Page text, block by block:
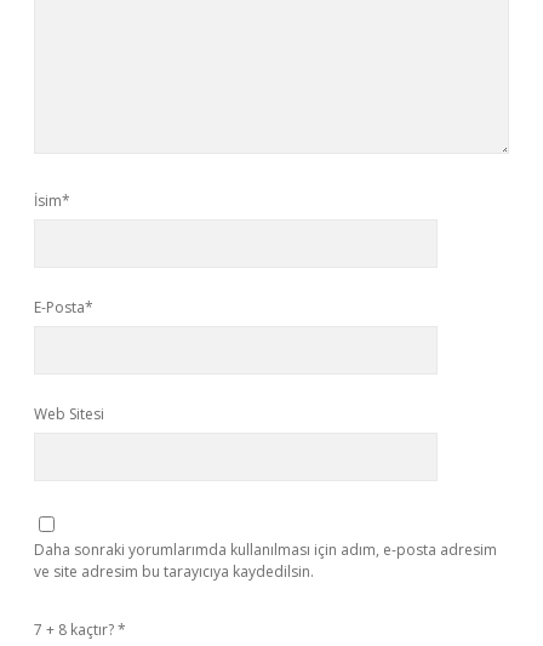
İsim*
E-Posta*
Web Sitesi
Daha sonraki yorumlarımda kullanılması için adım, e-posta adresim
ve site adresim bu tarayıcıya kaydedilsin.
7 + 8 kaçtır?*